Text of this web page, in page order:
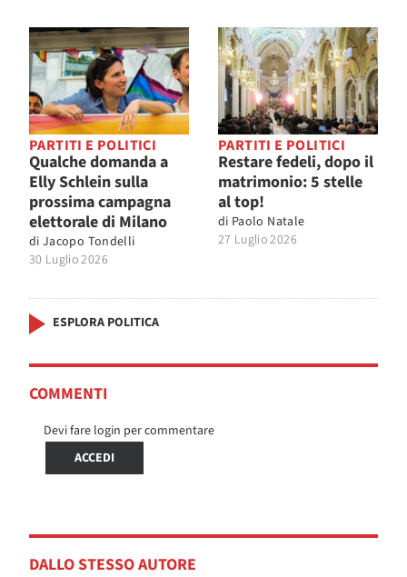
PARTITI E POLITICI
Qualche domanda a
Elly Schlein sulla
prossima campagna
elettorale di Milano
di Jacopo Tondelli
30 Luglio 2026
PARTITI E POLITICI
Restare fedeli, dopo il
matrimonio: 5 stelle
al top!
di Paolo Natale
27 Luglio 2026
ESPLORA POLITICA
COMMENTI
Devi fare login per commentare
ACCEDI
DALLO STESSO AUTORE